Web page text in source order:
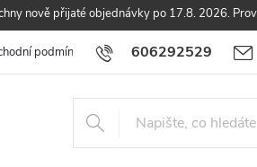
nově přijaté objednávky po 17.8. 2026.
606292529
podmínky Podmínky ochrany